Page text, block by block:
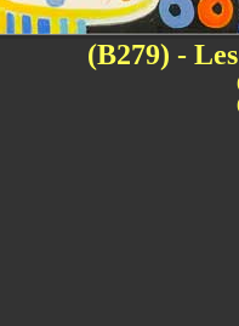
(B279) -